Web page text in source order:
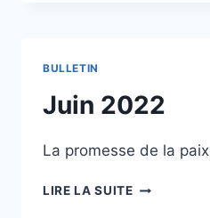
BULLETIN
Juin 2022
La promesse de la paix
LIRE LA SUITEJUIN